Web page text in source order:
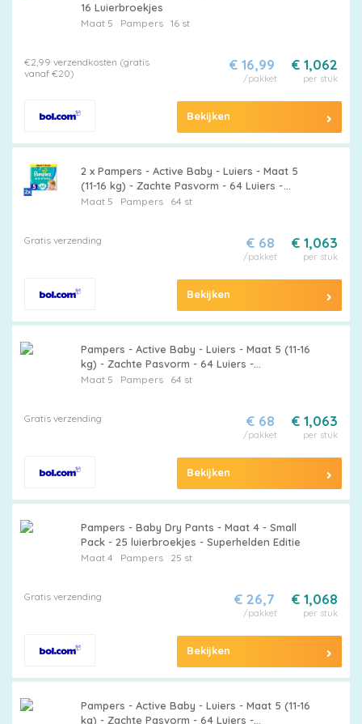
16 Luierbroekjes
Maat 5 Pampers16 st
€2,99 verzendkosten (gratis
vanaf €20)
€ 1,062
per stuk
€ 16,99
/pakket
Bekijken
2 x Pampers - Active Baby - Luiers - Maat 5
(11-16 kg) - Zachte Pasvorm - 64 Luiers -
Pampers Active Baby - Luiers Maat 5 -
Maat 5 Pampers64 st
Gratis verzending € 1,063
per stuk
€ 68
/pakket
Bekijken
Pampers - Active Baby - Luiers - Maat 5 (11-16
kg) - Zachte Pasvorm - 64 Luiers -
Voordeelverpakking - 2 stuks
Maat 5 Pampers64 st
Gratis verzending € 1,063
per stuk
€ 68
/pakket
Bekijken
Pampers - Baby Dry Pants - Maat 4 - Small
Pack - 25 luierbroekjes - Superhelden Editie
Maat 4 Pampers25 st
Gratis verzending € 1,068
per stuk
€ 26,7
/pakket
Bekijken
Pampers - Active Baby - Luiers - Maat 5 (11-16
kg) - Zachte Pasvorm - 64 Luiers -